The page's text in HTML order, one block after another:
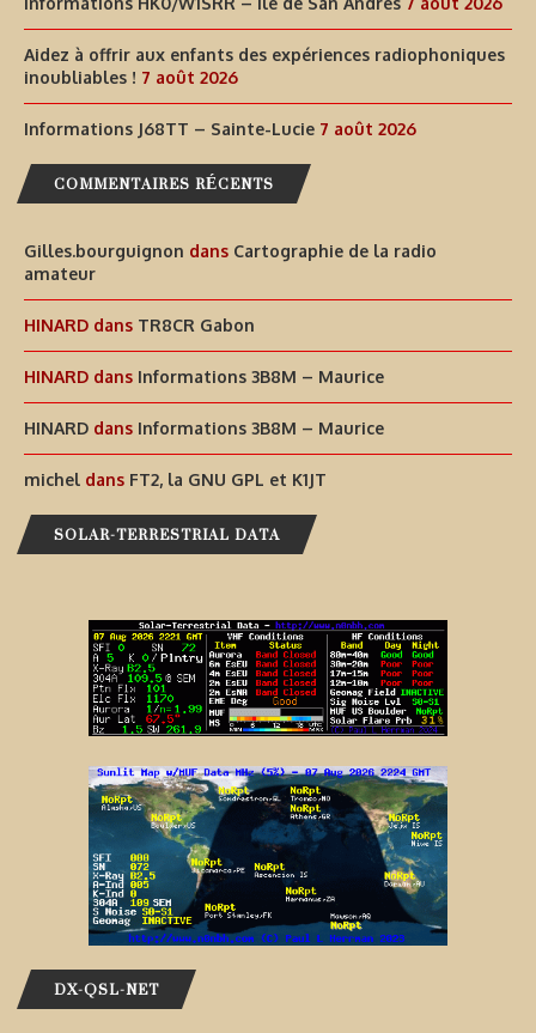
Aidez à offrir aux enfants des expériences radiophoniques
inoubliables ! 7 août 2026
Informations J68TT – Sainte-Lucie 7 août 2026
COMMENTAIRES RÉCENTS
Gilles.bourguignon dans Cartographie de la radio
amateur
HINARD dans TR8CR Gabon
HINARD dans Informations 3B8M – Maurice
HINARD dans Informations 3B8M – Maurice
michel dans FT2, la GNU GPL et K1JT
SOLAR-TERRESTRIAL DATA
DX-QSL-NET